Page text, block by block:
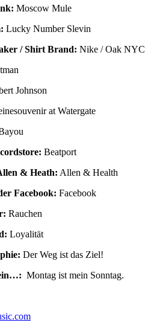
Moscow Mule
Lucky Number Slevin
/ Shirt Brand: Nike / Oak NYC
Johnson
at Watergate
Beatport
& Heath: Allen & Health
Facebook: Facebook
Rauchen
Loyalität
Der Weg ist das Ziel!
Montag ist mein Sonntag.